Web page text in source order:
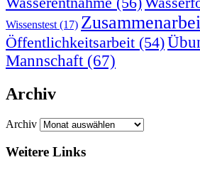
Wissenstest (17)
Öffentlichkeitsarbeit (54)
Mannschaft (67)
Archiv
Archiv
Weitere Links